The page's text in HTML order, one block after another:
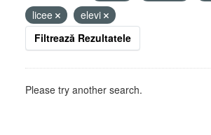
licee
elevi
Filtrează Rezultatele
Please try another search.